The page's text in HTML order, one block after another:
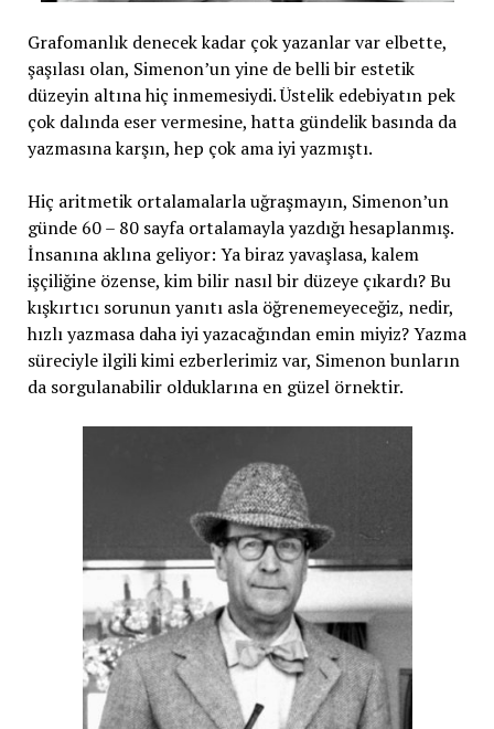
Grafomanlık denecek kadar çok yazanlar var elbette,
şaşılası olan, Simenon’un yine de belli bir estetik
düzeyin altına hiç inmemesiydi. Üstelik edebiyatın pek
çok dalında eser vermesine, hatta gündelik basında da
yazmasına karşın, hep çok ama iyi yazmıştı.
Hiç aritmetik ortalamalarla uğraşmayın, Simenon’un
günde 60 – 80 sayfa ortalamayla yazdığı hesaplanmış.
İnsanına aklına geliyor: Ya biraz yavaşlasa, kalem
işçiliğine özense, kim bilir nasıl bir düzeye çıkardı? Bu
kışkırtıcı sorunun yanıtı asla öğrenemeyeceğiz, nedir,
hızlı yazmasa daha iyi yazacağından emin miyiz? Yazma
süreciyle ilgili kimi ezberlerimiz var, Simenon bunların
da sorgulanabilir olduklarına en güzel örnektir.